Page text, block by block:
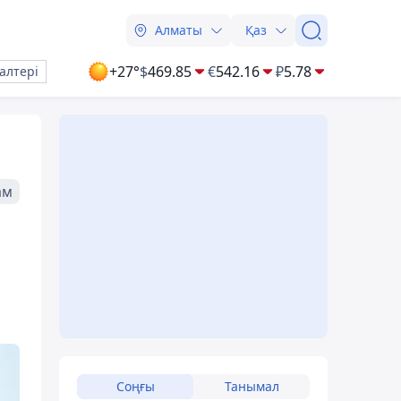
Алматы Қаз
+27°$469.85 €542.16 ₽5.78
Соңғы Танымал